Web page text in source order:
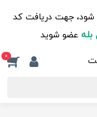
شود، جهت دریافت کد
بله عضو شوید
0